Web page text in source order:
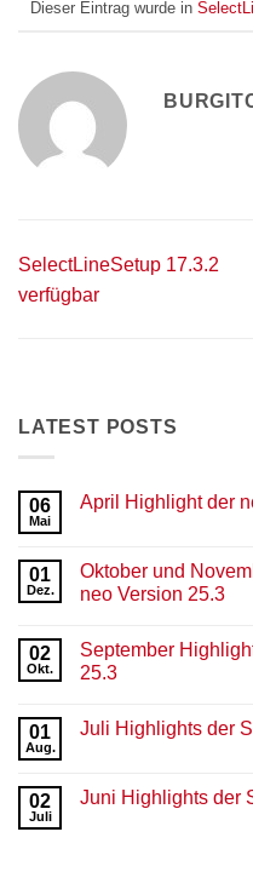
Dieser Eintrag wurde in
SelectLineSetup 17.3.2
verfügbar
LATEST POSTS
06
Mai
April Highlight der
April
Highlight
der
25.4
01
Dez.
Oktober und
neo Version 25.3
zu
Oktober
und
der
SelectLine
25.3
02
Okt.
September
25.3
zu
September
SelectLine
neo
01
Aug.
Juli Highlights der
Juli
02
Juli
Juni Highlights der